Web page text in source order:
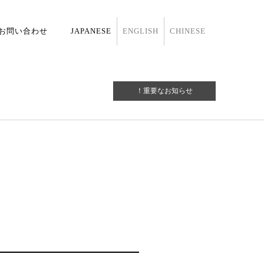
問い合わせ JAPANESE ENGLISH CHINESE
！重要なお知らせ